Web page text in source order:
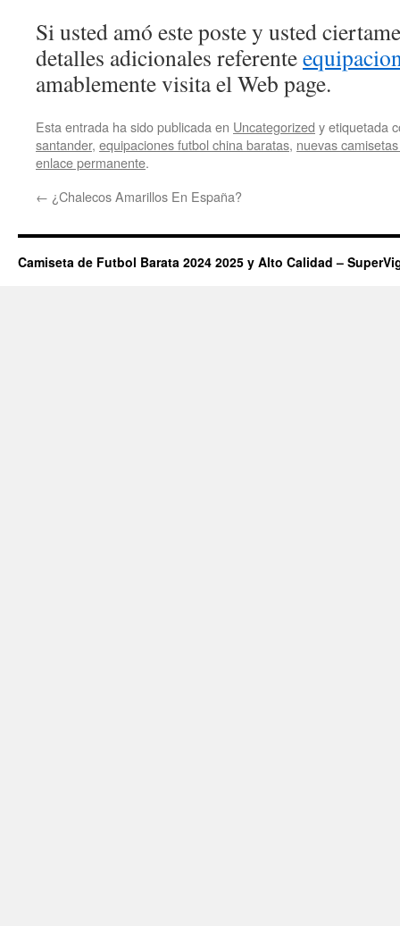
Si usted amó este poste y usted
detalles adicionales referente
amablemente visita el Web page.
Esta entrada ha sido publicada en Uncategorized y etiquetada
santander, equipaciones futbol china baratas, nuevas
enlace permanente.
← ¿Chalecos Amarillos En España?
Camiseta de Futbol Barata 2024 2025 y Alto Calidad –